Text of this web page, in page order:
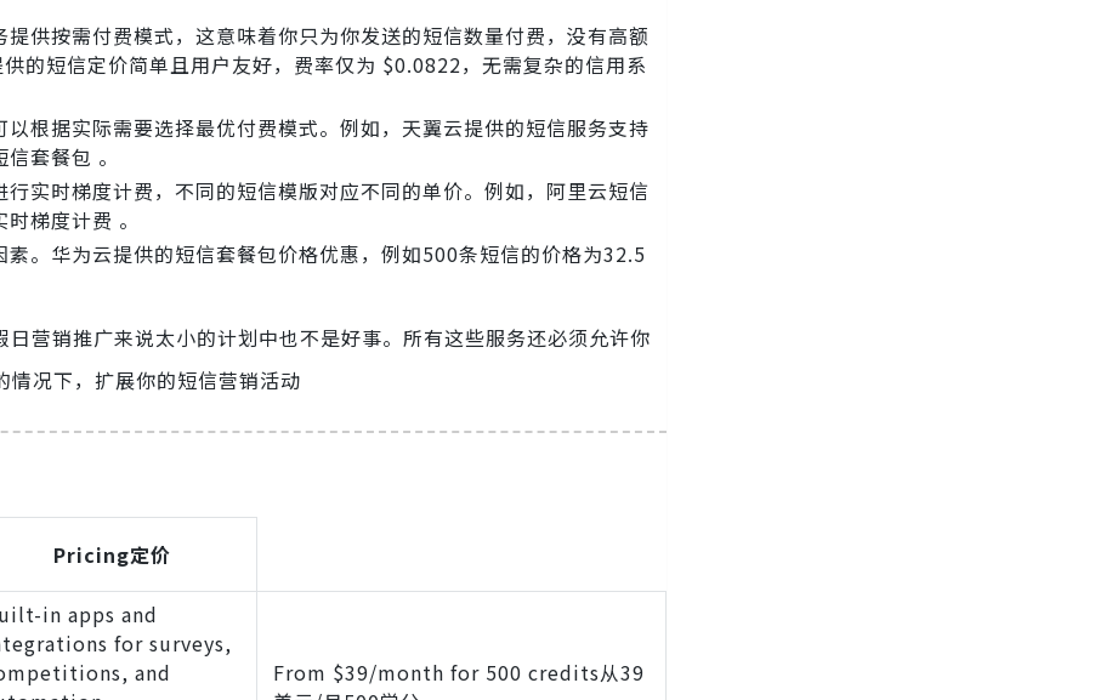
提供按需付费模式，这意味着你只为你发送的短信数量付费，没有高额
的短信定价简单且用户友好，费率仅为 $0.0822，无需复杂的信用系
根据实际需要选择最优付费模式。例如，天翼云提供的短信服务支持
套餐包 。
实时梯度计费，不同的短信模版对应不同的单价。例如，阿里云短信
梯度计费 。
。华为云提供的短信套餐包价格优惠，例如500条短信的价格为32.5
日营销推广来说太小的计划中也不是好事。所有这些服务还必须允许你
况下，扩展你的短信营销活动
Pricing定价
in apps and
for surveys,
and
From $39/month for 500 credits从39